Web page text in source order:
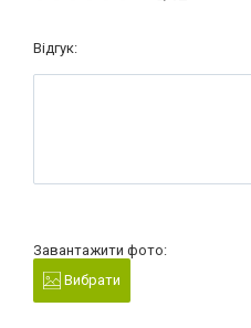
Відгук:
Завантажити фото:
Вибрати